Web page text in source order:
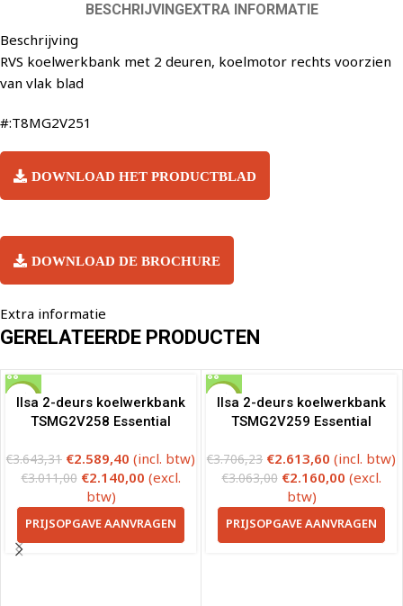
BESCHRIJVINGEXTRA INFORMATIE
Beschrijving
RVS koelwerkbank met 2 deuren, koelmotor rechts voorzien
van vlak blad
#:T8MG2V251
DOWNLOAD HET PRODUCTBLAD
DOWNLOAD DE BROCHURE
Extra informatie
GERELATEERDE PRODUCTEN
-29%
Ilsa 2-deurs koelwerkbank
TSMG2V258 Essential
€3.643,31 €2.589,40 (incl. btw)
€3.011,00 €2.140,00 (excl.
btw)
PRIJSOPGAVE AANVRAGEN
-29%
Ilsa 2-deurs koelwerkbank
TSMG2V259 Essential
€3.706,23 €2.613,60 (incl. btw)
€3.063,00 €2.160,00 (excl.
btw)
PRIJSOPGAVE AANVRAGEN